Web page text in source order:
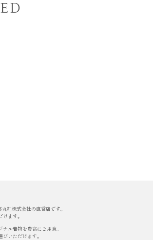
紅株式会社の直営店です。
ます。
ル着物を豊富にご用意。
いただけます。